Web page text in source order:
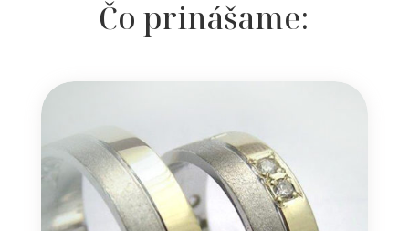
Čo prinášame: